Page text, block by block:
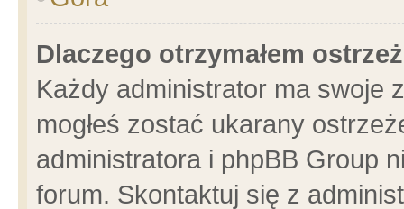
Dlaczego otrzymałem
Każdy administrator ma swoje
mogłeś zostać ukarany
administratora i phpBB Group
forum. Skontaktuj się z